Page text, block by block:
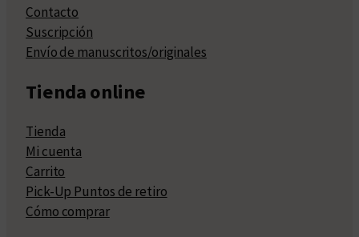
Contacto
Suscripción
Envío de manuscritos/originales
Tienda online
Tienda
Mi cuenta
Carrito
Pick-Up Puntos de retiro
Cómo comprar